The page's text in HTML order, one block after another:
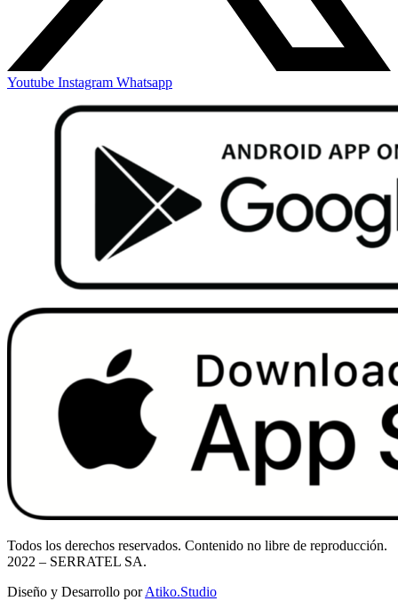
Youtube Instagram Whatsapp
Todos los derechos reservados. Contenido no libre de reproducción.
2022 – SERRATEL SA.
Diseño y Desarrollo porAtiko.Studio